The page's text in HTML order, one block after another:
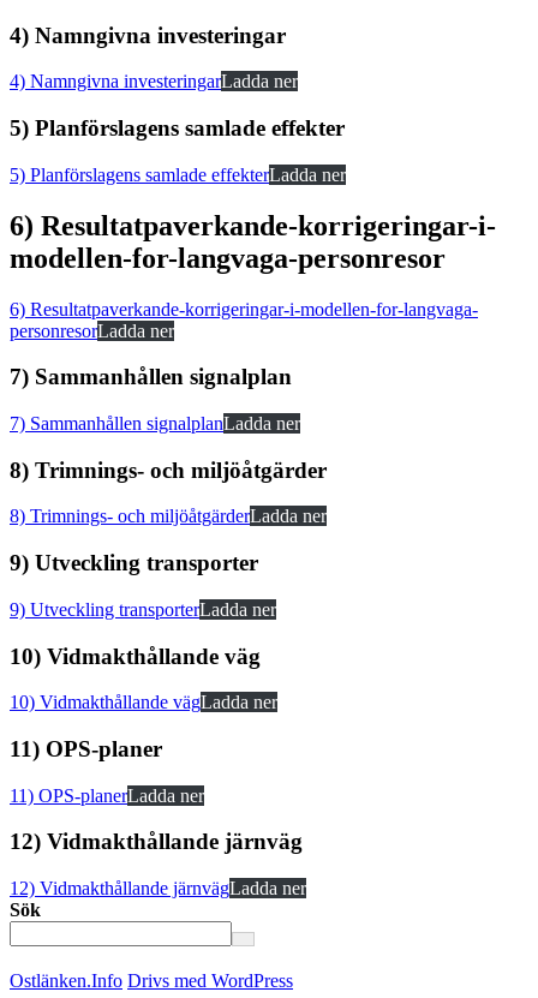
4) Namngivna investeringar
4) Namngivna investeringarLadda ner
5) Planförslagens samlade effekter
5) Planförslagens samlade effekterLadda ner
6) Resultatpaverkande-korrigeringar-i-
modellen-for-langvaga-personresor
6) Resultatpaverkande-korrigeringar-i-modellen-for-langvaga-
personresorLadda ner
7) Sammanhållen signalplan
7) Sammanhållen signalplanLadda ner
8) Trimnings- och miljöåtgärder
8) Trimnings- och miljöåtgärderLadda ner
9) Utveckling transporter
9) Utveckling transporterLadda ner
10) Vidmakthållande väg
10) Vidmakthållande vägLadda ner
11) OPS-planer
11) OPS-planerLadda ner
12) Vidmakthållande järnväg
12) Vidmakthållande järnvägLadda ner
Sök
Ostlänken.Info Drivs med WordPress